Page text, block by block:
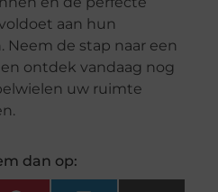
aan hun
de stap naar een
ontdek vandaag nog
uw ruimte
dan op: